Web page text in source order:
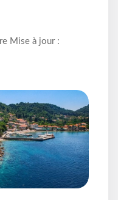
Mise à jour :